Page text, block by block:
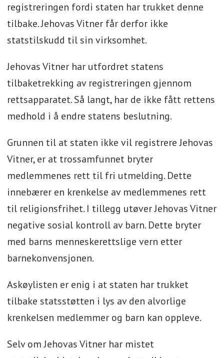
registreringen fordi staten har trukket denne
tilbake. Jehovas Vitner får derfor ikke
statstilskudd til sin virksomhet.
Jehovas Vitner har utfordret statens
tilbaketrekking av registreringen gjennom
rettsapparatet. Så langt, har de ikke fått rettens
medhold i å endre statens beslutning.
Grunnen til at staten ikke vil registrere Jehovas
Vitner, er at trossamfunnet bryter
medlemmenes rett til fri utmelding. Dette
innebærer en krenkelse av medlemmenes rett
til religionsfrihet. I tillegg utøver Jehovas Vitner
negative sosial kontroll av barn. Dette bryter
med barns menneskerettslige vern etter
barnekonvensjonen.
Askøylisten er enig i at staten har trukket
tilbake statsstøtten i lys av den alvorlige
krenkelsen medlemmer og barn kan oppleve.
Selv om Jehovas Vitner har mistet